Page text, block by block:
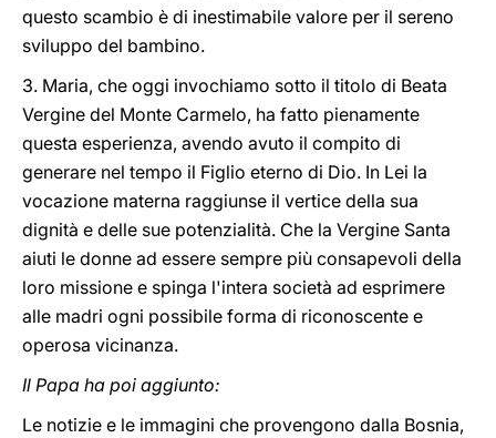
questo scambio è di inestimabile valore per il sereno
sviluppo del bambino.
3. Maria, che oggi invochiamo sotto il titolo di Beata
Vergine del Monte Carmelo, ha fatto pienamente
questa esperienza, avendo avuto il compito di
generare nel tempo il Figlio eterno di Dio. In Lei la
vocazione materna raggiunse il vertice della sua
dignità e delle sue potenzialità. Che la Vergine Santa
aiuti le donne ad essere sempre più consapevoli della
loro missione e spinga l'intera società ad esprimere
alle madri ogni possibile forma di riconoscente e
operosa vicinanza.
Il Papa ha poi aggiunto:
Le notizie e le immagini che provengono dalla Bosnia,